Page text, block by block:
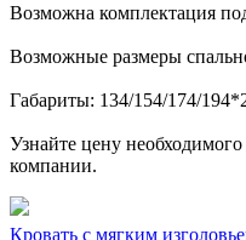
Возможна комплектация
Возможные размеры
Габариты: 134/154/174/
Узнайте цену
компании.
Кровать с мягким